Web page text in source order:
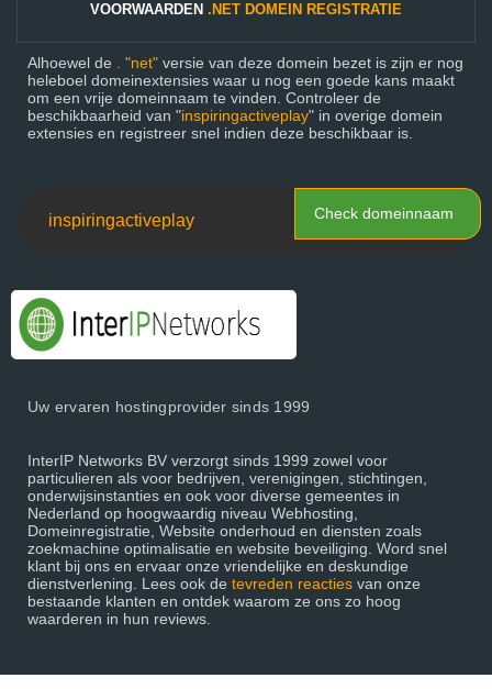
VOORWAARDEN .NET DOMEIN REGISTRATIE
Alhoewel de . "net" versie van deze domein bezet is zijn er nog
heleboel domeinextensies waar u nog een goede kans maakt
om een vrije domeinnaam te vinden. Controleer de
beschikbaarheid van "inspiringactiveplay" in overige domein
extensies en registreer snel indien deze beschikbaar is.
Check domeinnaam
Uw ervaren hostingprovider sinds 1999
InterIP Networks BV verzorgt sinds 1999 zowel voor
particulieren als voor bedrijven, verenigingen, stichtingen,
onderwijsinstanties en ook voor diverse gemeentes in
Nederland op hoogwaardig niveau Webhosting,
Domeinregistratie, Website onderhoud en diensten zoals
zoekmachine optimalisatie en website beveiliging. Word snel
klant bij ons en ervaar onze vriendelijke en deskundige
dienstverlening. Lees ook de tevreden reacties van onze
bestaande klanten en ontdek waarom ze ons zo hoog
waarderen in hun reviews.